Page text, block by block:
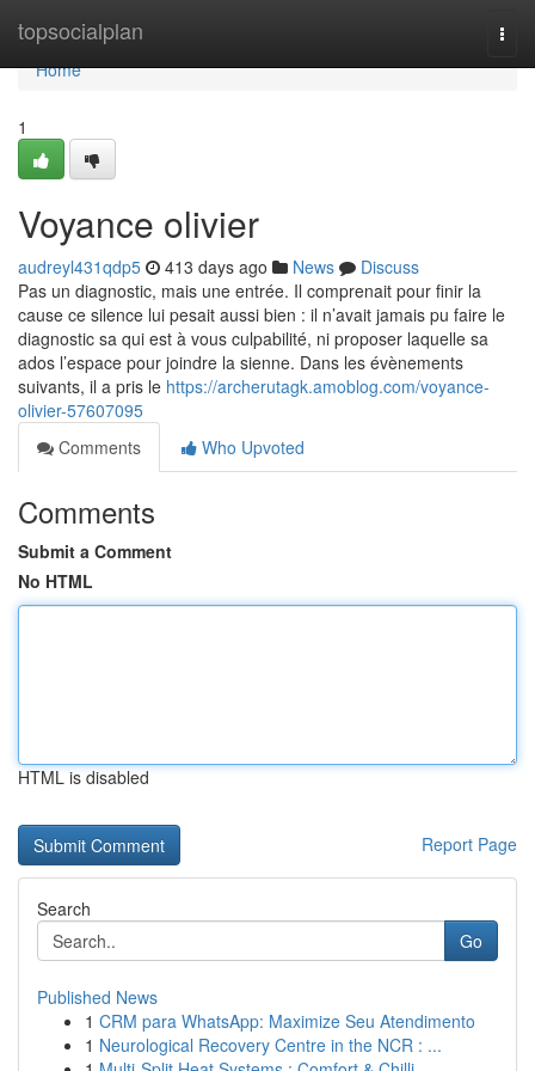
topsocialplan
Home
Home
1
Voyance olivier
audreyl431qdp5 413 days ago News
Discuss
Pas un diagnostic, mais une entrée. Il comprenait pour finir la
cause ce silence lui pesait aussi bien : il n’avait jamais pu faire le
diagnostic sa qui est à vous culpabilité, ni proposer laquelle sa
ados l’espace pour joindre la sienne. Dans les évènements
suivants, il a pris le https://archerutagk.amoblog.com/voyance-
olivier-57607095
Comments
Who Upvoted
Comments
Submit a Comment
No HTML
HTML is disabled
Report Page
Search
Go
Published News
1 CRM para WhatsApp: Maximize Seu Atendimento
1 Neurological Recovery Centre in the NCR : ...